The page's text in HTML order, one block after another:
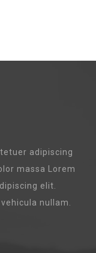
adipiscing
massa Lorem
elit.
nullam.